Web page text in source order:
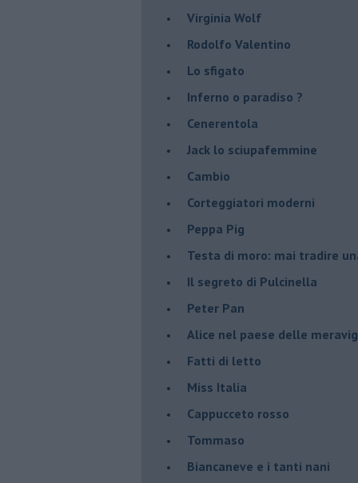
Virginia Wolf
Rodolfo Valentino
Lo sfigato
Inferno o paradiso ?
Cenerentola
Jack lo sciupafemmine
Cambio
Corteggiatori moderni
Peppa Pig
Testa di moro: mai tradire
Il segreto di Pulcinella
Peter Pan
Alice nel paese delle
Fatti di letto
Miss Italia
Cappucceto rosso
Tommaso
Biancaneve e i tanti nani